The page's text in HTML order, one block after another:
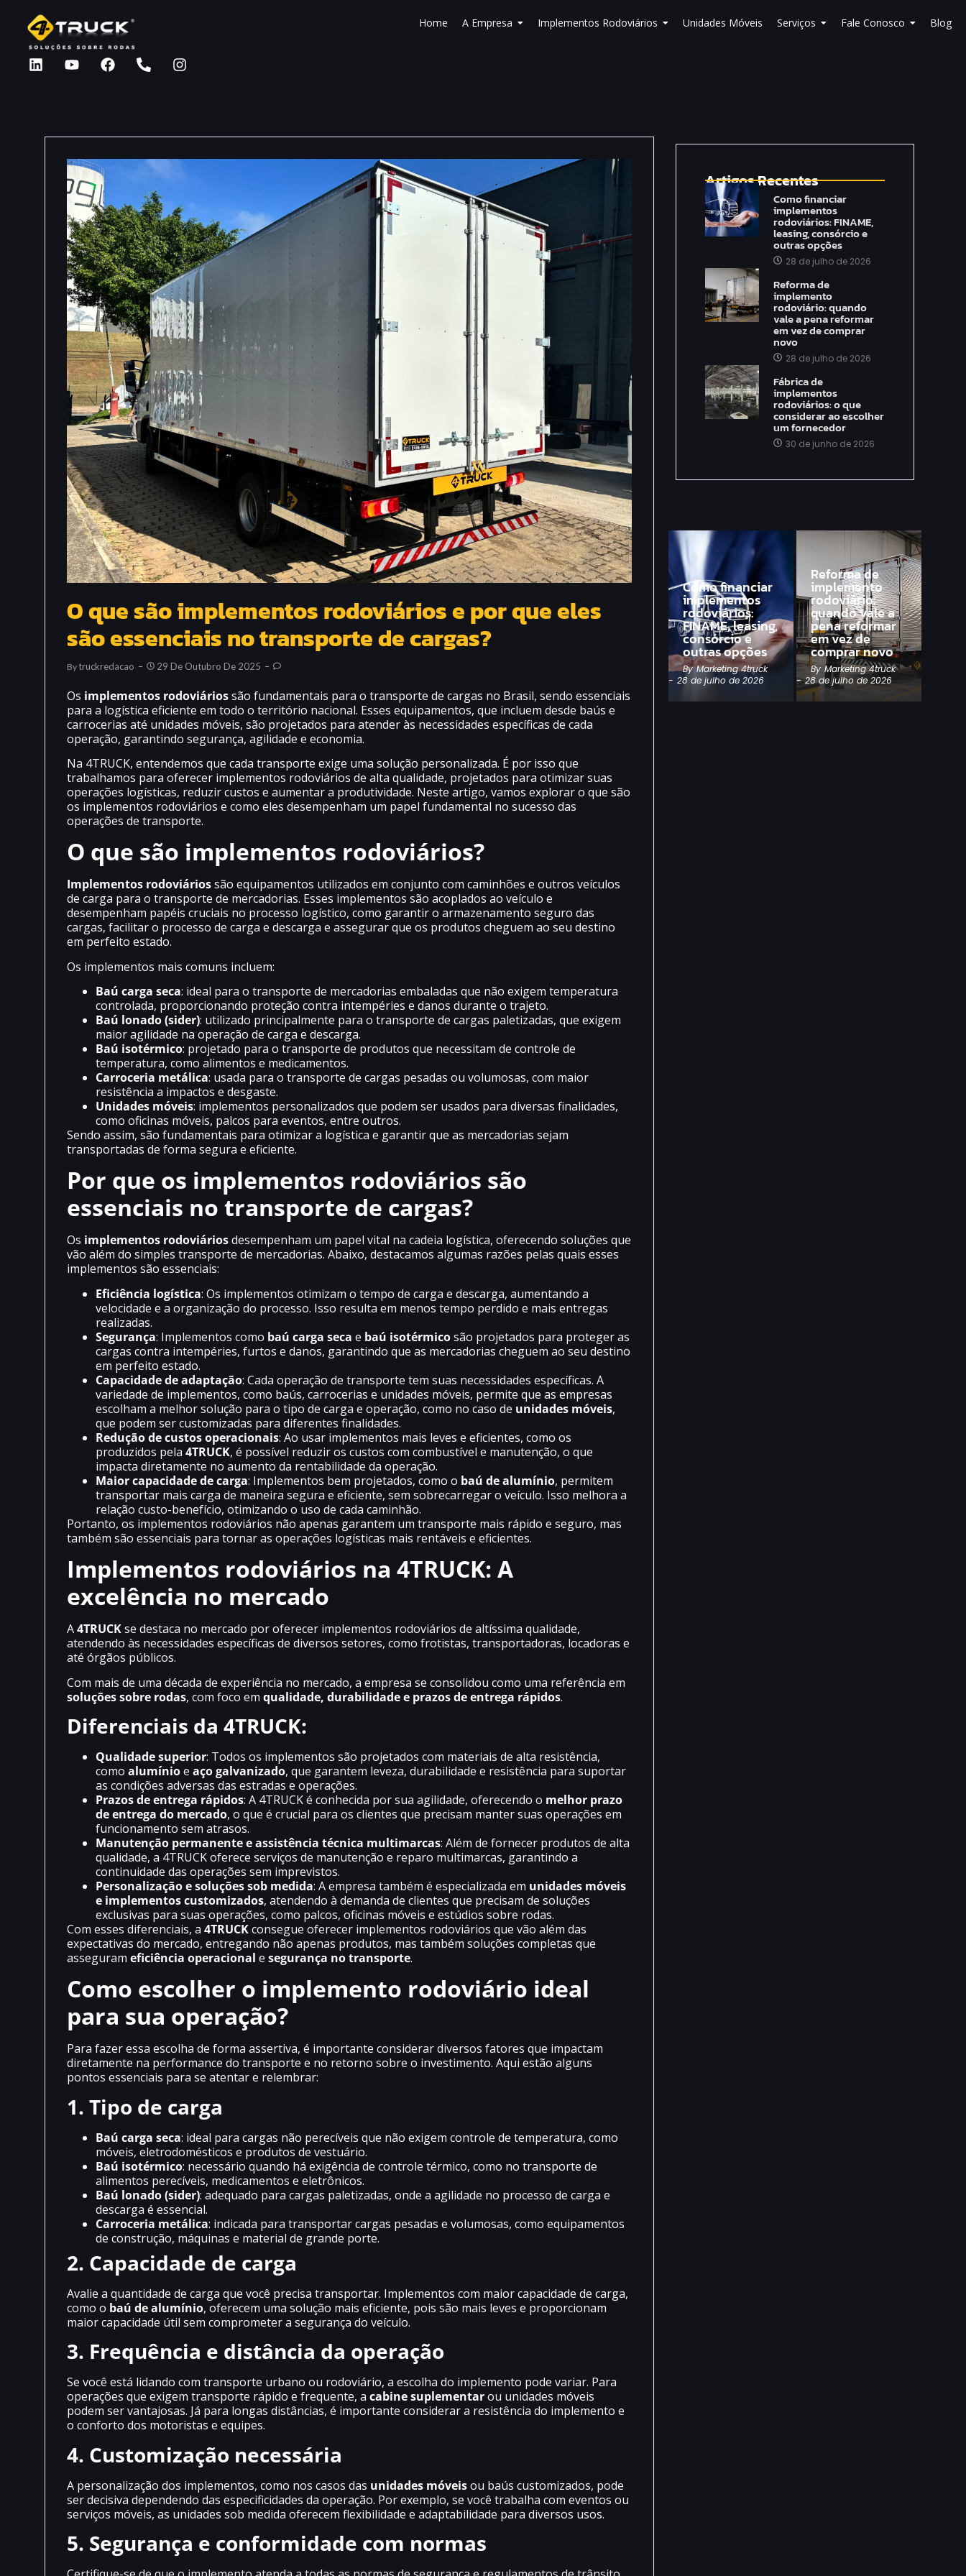
Home A Empresa Implementos Rodoviários Unidades Móveis Serviços Fale Conosco Blog
O que são implementos rodoviários e por que eles
são essenciais no transporte de cargas?
ByTruckredacao 29 De Outubro De 2025
Os implementos rodoviáriossão fundamentais para o transporte de cargas no Brasil, sendo essenciais
para a logística eficiente em todo o território nacional. Esses equipamentos, que incluem desde baús e
carrocerias até unidades móveis, são projetados para atender às necessidades específicas de cada
operação, garantindo segurança, agilidade e economia.
Na 4TRUCK, entendemos que cada transporte exige uma solução personalizada. É por isso que
trabalhamos para oferecer implementos rodoviários de alta qualidade, projetados para otimizar suas
operações logísticas, reduzir custos e aumentar a produtividade. Neste artigo, vamos explorar o que são
os implementos rodoviários e como eles desempenham um papel fundamental no sucesso das
operações de transporte.
O que são implementos rodoviários?
Implementos rodoviáriossão equipamentos utilizados em conjunto com caminhões e outros veículos
de carga para o transporte de mercadorias. Esses implementos são acoplados ao veículo e
desempenham papéis cruciais no processo logístico, como garantir o armazenamento seguro das
cargas, facilitar o processo de carga e descarga e assegurar que os produtos cheguem ao seu destino
em perfeito estado.
Os implementos mais comuns incluem:
Baú carga seca: ideal para o transporte de mercadorias embaladas que não exigem temperatura
controlada, proporcionando proteção contra intempéries e danos durante o trajeto.
Baú lonado (sider): utilizado principalmente para o transporte de cargas paletizadas, que exigem
maior agilidade na operação de carga e descarga.
Baú isotérmico: projetado para o transporte de produtos que necessitam de controle de
temperatura, como alimentos e medicamentos.
Carroceria metálica: usada para o transporte de cargas pesadas ou volumosas, com maior
resistência a impactos e desgaste.
Unidades móveis: implementos personalizados que podem ser usados para diversas finalidades,
como oficinas móveis, palcos para eventos, entre outros.
Sendo assim, são fundamentais para otimizar a logística e garantir que as mercadorias sejam
transportadas de forma segura e eficiente.
Por que os implementos rodoviários são
essenciais no transporte de cargas?
Os implementos rodoviáriosdesempenham um papel vital na cadeia logística, oferecendo soluções que
vão além do simples transporte de mercadorias. Abaixo, destacamos algumas razões pelas quais esses
implementos são essenciais:
Eficiência logística: Os implementos otimizam o tempo de carga e descarga, aumentando a
velocidade e a organização do processo. Isso resulta em menos tempo perdido e mais entregas
realizadas.
Segurança: Implementos como baú carga seca e baú isotérmicosão projetados para proteger as
cargas contra intempéries, furtos e danos, garantindo que as mercadorias cheguem ao seu destino
em perfeito estado.
Capacidade de adaptação: Cada operação de transporte tem suas necessidades específicas. A
variedade de implementos, como baús, carrocerias e unidades móveis, permite que as empresas
escolham a melhor solução para o tipo de carga e operação, como no caso de unidades móveis,
que podem ser customizadas para diferentes finalidades.
Redução de custos operacionais: Ao usar implementos mais leves e eficientes, como os
produzidos pela 4TRUCK, é possível reduzir os custos com combustível e manutenção, o que
impacta diretamente no aumento da rentabilidade da operação.
Maior capacidade de carga: Implementos bem projetados, como o baú de alumínio, permitem
transportar mais carga de maneira segura e eficiente, sem sobrecarregar o veículo. Isso melhora a
relação custo-benefício, otimizando o uso de cada caminhão.
Portanto, os implementos rodoviários não apenas garantem um transporte mais rápido e seguro, mas
também são essenciais para tornar as operações logísticas mais rentáveis e eficientes.
Implementos rodoviários na 4TRUCK: A
excelência no mercado
A4TRUCKse destaca no mercado por oferecer implementos rodoviários de altíssima qualidade,
atendendo às necessidades específicas de diversos setores, como frotistas, transportadoras, locadoras e
até órgãos públicos.
Com mais de uma década de experiência no mercado, a empresa se consolidou como uma referência em
soluções sobre rodas, com foco em qualidade, durabilidade e prazos de entrega rápidos.
Diferenciais da 4TRUCK:
Qualidade superior: Todos os implementos são projetados com materiais de alta resistência,
como alumínioe aço galvanizado, que garantem leveza, durabilidade e resistência para suportar
as condições adversas das estradas e operações.
Prazos de entrega rápidos: A 4TRUCK é conhecida por sua agilidade, oferecendo o melhor prazo
de entrega do mercado, o que é crucial para os clientes que precisam manter suas operações em
funcionamento sem atrasos.
Manutenção permanente e assistência técnica multimarcas: Além de fornecer produtos de alta
qualidade, a 4TRUCK oferece serviços de manutenção e reparo multimarcas, garantindo a
continuidade das operações sem imprevistos.
Personalização e soluções sob medida: A empresa também é especializada em unidades móveis
e implementos customizados, atendendo à demanda de clientes que precisam de soluções
exclusivas para suas operações, como palcos, oficinas móveis e estúdios sobre rodas.
Com esses diferenciais, a 4TRUCKconsegue oferecer implementos rodoviários que vão além das
expectativas do mercado, entregando não apenas produtos, mas também soluções completas que
asseguram eficiência operacional e segurança no transporte.
Como escolher o implemento rodoviário ideal
para sua operação?
Para fazer essa escolha de forma assertiva, é importante considerar diversos fatores que impactam
diretamente na performance do transporte e no retorno sobre o investimento. Aqui estão alguns
pontos essenciais para se atentar e relembrar:
1. Tipo de carga
Baú carga seca: ideal para cargas não perecíveis que não exigem controle de temperatura, como
móveis, eletrodomésticos e produtos de vestuário.
Baú isotérmico: necessário quando há exigência de controle térmico, como no transporte de
alimentos perecíveis, medicamentos e eletrônicos.
Baú lonado (sider): adequado para cargas paletizadas, onde a agilidade no processo de carga e
descarga é essencial.
Carroceria metálica: indicada para transportar cargas pesadas e volumosas, como equipamentos
de construção, máquinas e material de grande porte.
2. Capacidade de carga
Avalie a quantidade de carga que você precisa transportar. Implementos com maior capacidade de carga,
como o baú de alumínio, oferecem uma solução mais eficiente, pois são mais leves e proporcionam
maior capacidade útil sem comprometer a segurança do veículo.
3. Frequência e distância da operação
Se você está lidando com transporte urbano ou rodoviário, a escolha do implemento pode variar. Para
operações que exigem transporte rápido e frequente, a cabine suplementarou unidades móveis
podem ser vantajosas. Já para longas distâncias, é importante considerar a resistência do implemento e
o conforto dos motoristas e equipes.
4. Customização necessária
A personalização dos implementos, como nos casos das unidades móveisou baús customizados, pode
ser decisiva dependendo das especificidades da operação. Por exemplo, se você trabalha com eventos ou
serviços móveis, as unidades sob medida oferecem flexibilidade e adaptabilidade para diversos usos.
5. Segurança e conformidade com normas
Artigos Recentes
Como financiar
implementos
rodoviários: FINAME,
leasing, consórcio e
outras opções
28 de julho de 2026
Reforma de
implemento
rodoviário: quando
vale a pena reformar
em vez de comprar
novo
28 de julho de 2026
Fábrica de
implementos
rodoviários: o que
considerar ao escolher
um fornecedor
30 de junho de 2026
Como financiar
implementos
rodoviários:
FINAME, leasing,
consórcio e
outras opções
By Marketing 4truck
- 28 de julho de 2026
Reforma de
implemento
rodoviário:
quando vale a
pena reformar
em vez de
comprar novo
By Marketing 4truck
- 28 de julho de 2026